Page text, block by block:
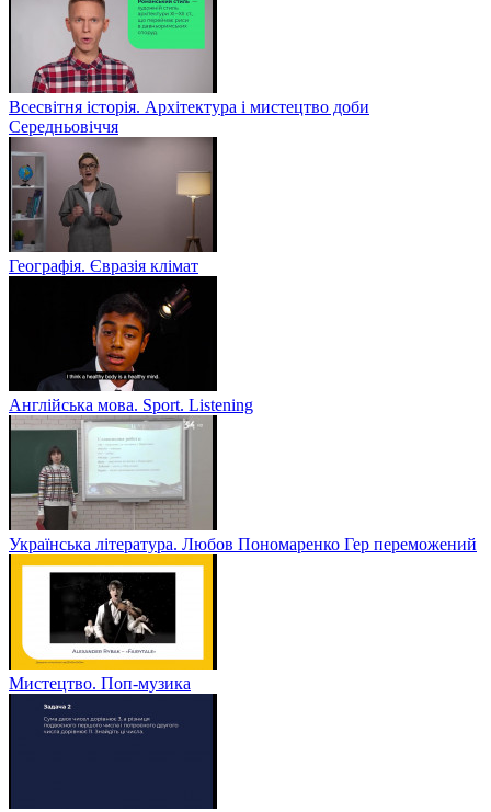
Всесвітня історія. Архітектура і мистецтво доби
Середньовіччя
Географія. Євразія клімат
Англійська мова. Sport. Listening
Українська література. Любов Пономаренко Гер переможений
Мистецтво. Поп-музика